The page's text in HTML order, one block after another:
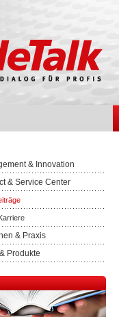
& Innovation
& Service Center
& Praxis
Produkte